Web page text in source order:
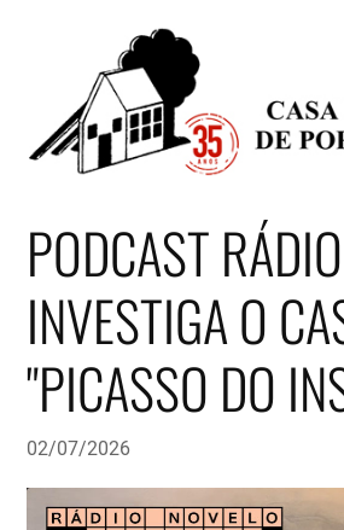
PODCAST
INVESTIGA O
"PICASSO DO
02/07/2026